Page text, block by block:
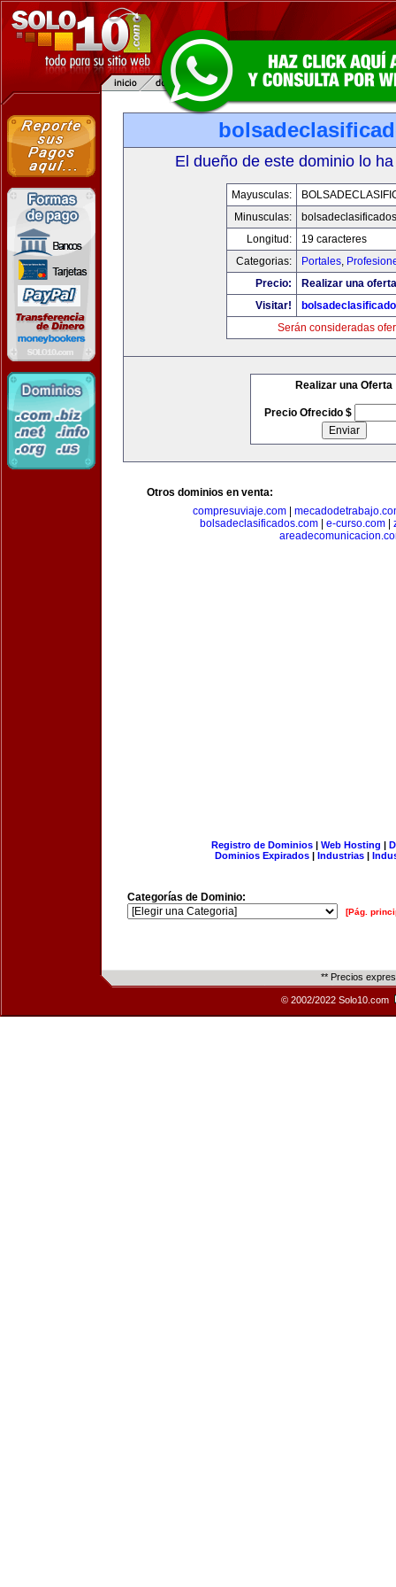
El dueño de este dominio lo
Mayusculas:
Minusculas:
Longitud:
19 caracteres
Categorias:
Portales,
Precio:
Realizar una
Visitar!
Serán consideradas
Realizar una Oferta
Precio Ofrecido $
Otros dominios en venta:
compresuviaje.com
bolsadeclasificados.com
e-curso.com
Registro de Dominios| Web Hosting |
Dominios Expirados | Industrias |
Categorías de Dominio:
[Pág.
** Precios
© 2002/2022 Solo10.com